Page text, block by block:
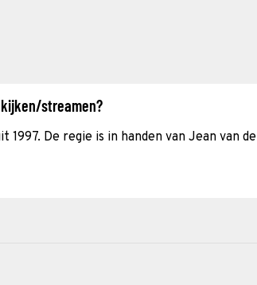
streamen?
De regie is in handen van Jean van de